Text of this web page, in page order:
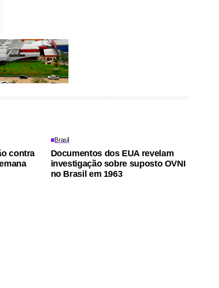
contra
Brasil
Documentos dos EUA revelam
investigação sobre suposto OVNI
no Brasil em 1963